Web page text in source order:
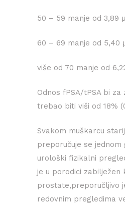
50 – 59 manje od 3,89
60 – 69 manje od 5,40
više od 70 manje od
Odnos fPSA/tPSA bi za
trebao biti viši od 18%
Svakom muškarcu
preporučuje se jednom
urološki fizikalni
je u porodici zabilježen
prostate,preporučljivo
redovnim pregledima